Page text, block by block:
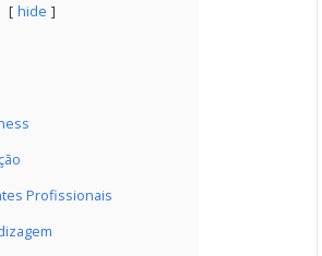
hide
Profissionais